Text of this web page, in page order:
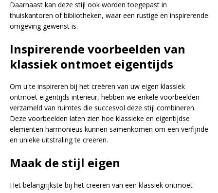
Daarnaast kan deze stijl ook worden toegepast in
thuiskantoren of bibliotheken, waar een rustige en inspirerende
omgeving gewenst is.
Inspirerende voorbeelden van
klassiek ontmoet eigentijds
Om u te inspireren bij het creëren van uw eigen klassiek
ontmoet eigentijds interieur, hebben we enkele voorbeelden
verzameld van ruimtes die succesvol deze stijl combineren.
Deze voorbeelden laten zien hoe klassieke en eigentijdse
elementen harmonieus kunnen samenkomen om een verfijnde
en unieke uitstraling te creëren.
Maak de stijl eigen
Het belangrijkste bij het creëren van een klassiek ontmoet